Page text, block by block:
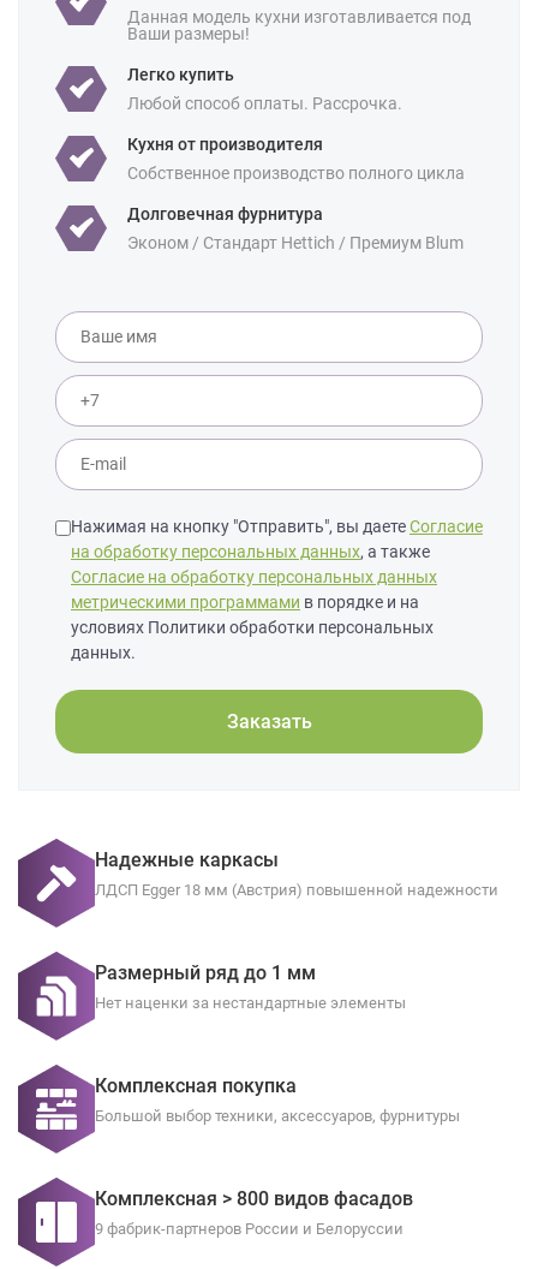
Данная модель кухни изготавливается под
Ваши размеры!
Легко купить
Любой способ оплаты. Рассрочка.
Кухня от производителя
Собственное производство полного цикла
Долговечная фурнитура
Эконом / Стандарт Hettich / Премиум Blum
Нажимая на кнопку "Отправить", вы даетеСогласие
на обработку персональных данных, а также
Согласие на обработку персональных данных
метрическими программами в порядке и на
условиях Политики обработки персональных
данных.
Заказать
Надежные каркасы
ЛДСП Egger 18 мм (Австрия) повышенной надежности
Размерный ряд до 1 мм
Нет наценки за нестандартные элементы
Комплексная покупка
Большой выбор техники, аксессуаров, фурнитуры
Комплексная > 800 видов фасадов
9 фабрик-партнеров России и Белоруссии